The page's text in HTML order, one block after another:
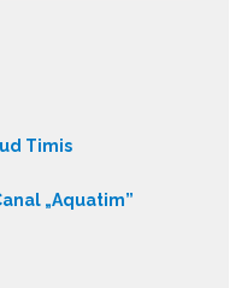
Timis
„Aquatim”